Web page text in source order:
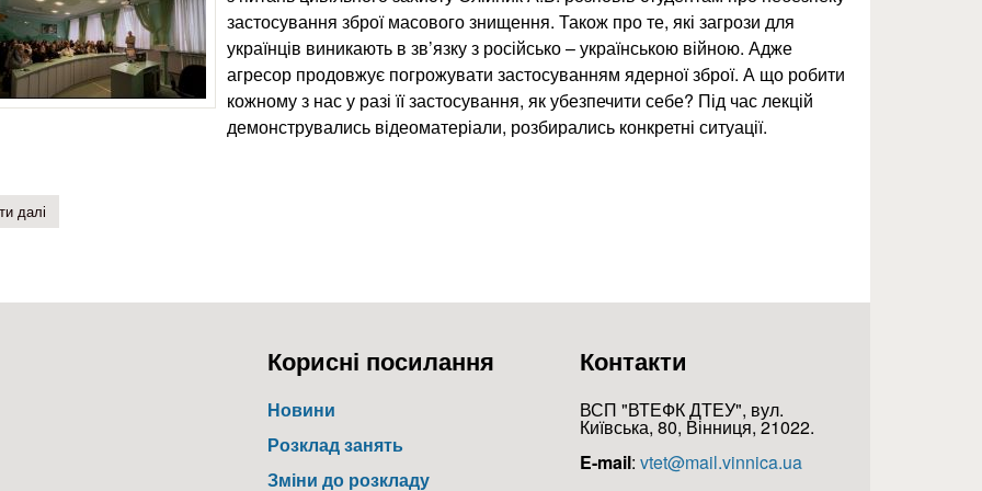
застосування зброї масового знищення. Також про те, які загрози для
українців виникають в зв’язку з російсько – українською війною. Адже
агресор продовжує погрожувати застосуванням ядерної зброї. А що робити
кожному з нас у разі її застосування, як убезпечити себе? Під час лекцій
демонструвались відеоматеріали, розбирались конкретні ситуації.
далі
Корисні посилання
Новини
Розклад занять
Зміни до розкладу
Контакти
ВСП "ВТЕФК ДТЕУ", вул.
Київська, 80, Вінниця, 21022.
E-mail: vtet@mail.vinnica.ua